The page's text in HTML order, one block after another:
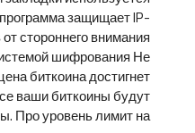
защищает IP-
стороннего внимания
шифрования Не
биткоина достигнет
ваши биткоины будут
Про уровень лимит на